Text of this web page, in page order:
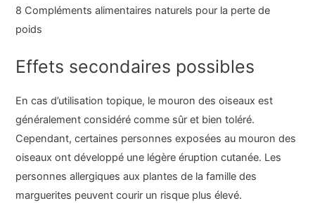
8 Compléments alimentaires naturels pour la perte de
poids
Effets secondaires possibles
En cas d’utilisation topique, le mouron des oiseaux est
généralement considéré comme sûr et bien toléré.
Cependant, certaines personnes exposées au mouron des
oiseaux ont développé une légère éruption cutanée. Les
personnes allergiques aux plantes de la famille des
marguerites peuvent courir un risque plus élevé.